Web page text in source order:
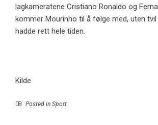
lagkameratene Cristiano Ronaldo og
kommer Mourinho til å følge med, uten
hadde rett hele tiden.
Kilde
Posted in Sport